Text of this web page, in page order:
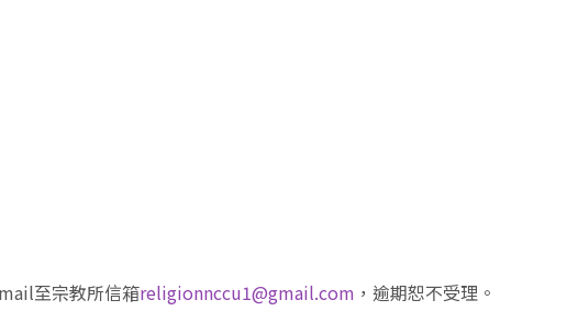
至宗教所信箱religionnccu1@gmail.com ，逾期恕不受理。